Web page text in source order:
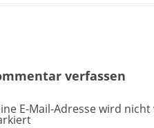
verfassen
E-Mail-Adresse wird